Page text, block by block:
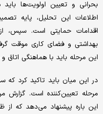
بحرانی و تعیین اولویت‌ها
اطلاعات این تحلیل، پایه
اقدامات حمایتی است. سپس،
بهداشتی و فضای کاری موقت
این مرحله باید با هماهنگی
در این میان باید تاکید کرد
مرحله تعیین‌کننده است. گزارش
این باره پیشنهاد می‌دهد که از